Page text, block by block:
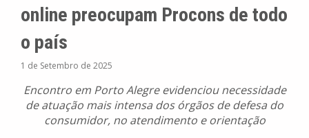
online preocupam Procons de todo
o país
1 de Setembro de 2025
Encontro em Porto Alegre evidenciou necessidade
de atuação mais intensa dos órgãos de defesa do
consumidor, no atendimento e orientação